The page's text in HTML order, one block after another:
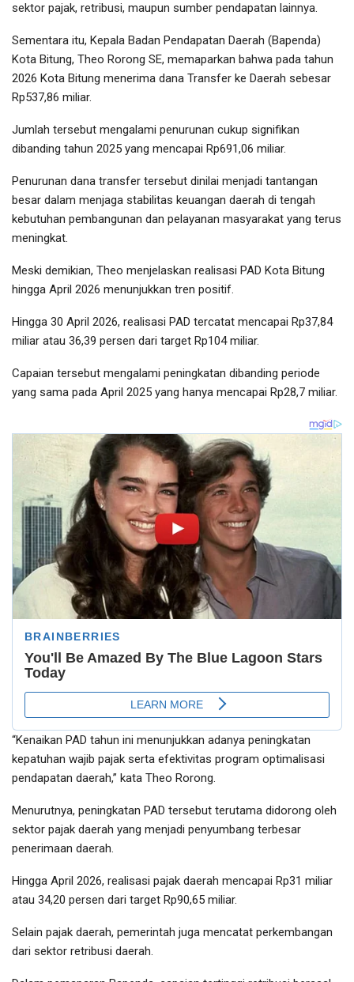
sektor pajak, retribusi, maupun sumber pendapatan lainnya.
Sementara itu, Kepala Badan Pendapatan Daerah (Bapenda)
Kota Bitung, Theo Rorong SE, memaparkan bahwa pada tahun
2026 Kota Bitung menerima dana Transfer ke Daerah sebesar
Rp537,86 miliar.
Jumlah tersebut mengalami penurunan cukup signifikan
dibanding tahun 2025 yang mencapai Rp691,06 miliar.
Penurunan dana transfer tersebut dinilai menjadi tantangan
besar dalam menjaga stabilitas keuangan daerah di tengah
kebutuhan pembangunan dan pelayanan masyarakat yang terus
meningkat.
Meski demikian, Theo menjelaskan realisasi PAD Kota Bitung
hingga April 2026 menunjukkan tren positif.
Hingga 30 April 2026, realisasi PAD tercatat mencapai Rp37,84
miliar atau 36,39 persen dari target Rp104 miliar.
Capaian tersebut mengalami peningkatan dibanding periode
yang sama pada April 2025 yang hanya mencapai Rp28,7 miliar.
“Kenaikan PAD tahun ini menunjukkan adanya peningkatan
kepatuhan wajib pajak serta efektivitas program optimalisasi
pendapatan daerah,” kata Theo Rorong.
Menurutnya, peningkatan PAD tersebut terutama didorong oleh
sektor pajak daerah yang menjadi penyumbang terbesar
penerimaan daerah.
Hingga April 2026, realisasi pajak daerah mencapai Rp31 miliar
atau 34,20 persen dari target Rp90,65 miliar.
Selain pajak daerah, pemerintah juga mencatat perkembangan
dari sektor retribusi daerah.